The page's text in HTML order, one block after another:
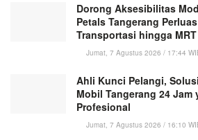
Dorong Aksesibilitas
Petals Tangerang
Transportasi hingga MRT
Jumat, 7 Agustus 2026 / 17:44
Ahli Kunci Pelangi,
Mobil Tangerang 24 Jam
Profesional
Jumat, 7 Agustus 2026 / 16:10